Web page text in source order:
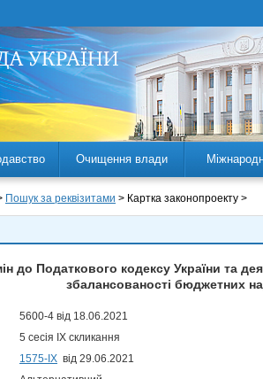
Очищення влади
Пошук за реквізитами > Картка законопроекту >
до Податкового кодексу України та
збалансованості бюджетних
5600-4 від 18.06.2021
5 сесія IX скликання
1575-ІХ від 29.06.2021